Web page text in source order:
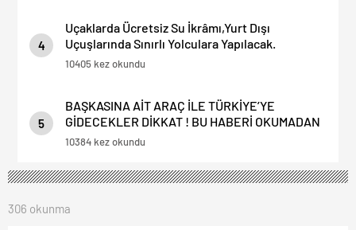
4
Uçaklarda Ücretsiz Su İkrâmı,Yurt Dışı
Uçuşlarında Sınırlı Yolculara Yapılacak.
10405 kez okundu
5
BAŞKASINA AİT ARAÇ İLE TÜRKİYE’YE
GİDECEKLER DİKKAT ! BU HABERİ OKUMADAN
YOLA ÇIKMAYIN.
10384 kez okundu
306 okunma